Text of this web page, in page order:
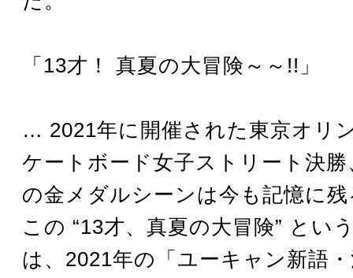
「13才！ 真夏の大冒険～～!!」
… 2021年に開催された東京オリ
ケートボード女子ストリート決
の金メダルシーンは今も記憶に
この “13才、真夏の大冒険” とい
は、2021年の「ユーキャン新語